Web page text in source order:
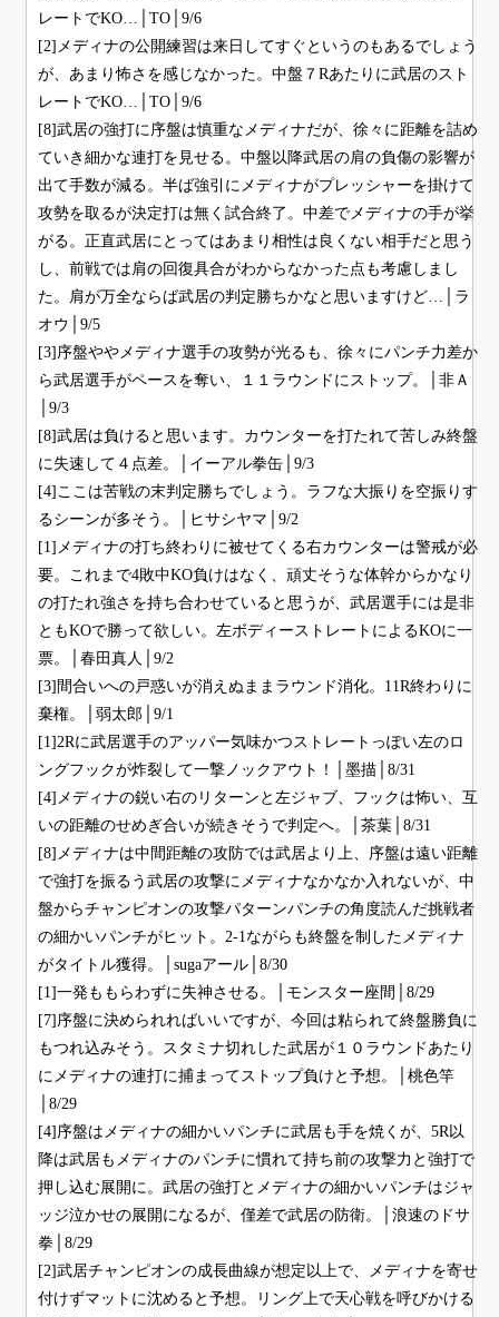
レートでKO…│TO│9/6
[2]メディナの公開練習は来日してすぐというのもあるでしょう
が、あまり怖さを感じなかった。中盤７Rあたりに武居のスト
レートでKO…│TO│9/6
[8]武居の強打に序盤は慎重なメディナだが、徐々に距離を詰め
ていき細かな連打を見せる。中盤以降武居の肩の負傷の影響が
出て手数が減る。半ば強引にメディナがプレッシャーを掛けて
攻勢を取るが決定打は無く試合終了。中差でメディナの手が挙
がる。正直武居にとってはあまり相性は良くない相手だと思う
し、前戦では肩の回復具合がわからなかった点も考慮しまし
た。肩が万全ならば武居の判定勝ちかなと思いますけど…│ラ
オウ│9/5
[3]序盤ややメディナ選手の攻勢が光るも、徐々にパンチ力差か
ら武居選手がペースを奪い、１１ラウンドにストップ。│非Ａ
│9/3
[8]武居は負けると思います。カウンターを打たれて苦しみ終盤
に失速して４点差。│イーアル拳缶│9/3
[4]ここは苦戦の末判定勝ちでしょう。ラフな大振りを空振りす
るシーンが多そう。│ヒサシヤマ│9/2
[1]メディナの打ち終わりに被せてくる右カウンターは警戒が必
要。これまで4敗中KO負けはなく、頑丈そうな体幹からかなり
の打たれ強さを持ち合わせていると思うが、武居選手には是非
ともKOで勝って欲しい。左ボディーストレートによるKOに一
票。│春田真人│9/2
[3]間合いへの戸惑いが消えぬままラウンド消化。11R終わりに
棄権。│弱太郎│9/1
[1]2Rに武居選手のアッパー気味かつストレートっぽい左のロ
ングフックが炸裂して一撃ノックアウト！│墨描│8/31
[4]メディナの鋭い右のリターンと左ジャブ、フックは怖い、互
いの距離のせめぎ合いが続きそうで判定へ。│茶葉│8/31
[8]メディナは中間距離の攻防では武居より上、序盤は遠い距離
で強打を振るう武居の攻撃にメディナなかなか入れないが、中
盤からチャンピオンの攻撃パターンパンチの角度読んだ挑戦者
の細かいパンチがヒット。2-1ながらも終盤を制したメディナ
がタイトル獲得。│sugaアール│8/30
[1]一発ももらわずに失神させる。│モンスター座間│8/29
[7]序盤に決められればいいですが、今回は粘られて終盤勝負に
もつれ込みそう。スタミナ切れした武居が１０ラウンドあたり
にメディナの連打に捕まってストップ負けと予想。│桃色竿
│8/29
[4]序盤はメディナの細かいパンチに武居も手を焼くが、5R以
降は武居もメディナのパンチに慣れて持ち前の攻撃力と強打で
押し込む展開に。武居の強打とメディナの細かいパンチはジャ
ッジ泣かせの展開になるが、僅差で武居の防衛。│浪速のドサ
拳│8/29
[2]武居チャンピオンの成長曲線が想定以上で、メディナを寄せ
付けずマットに沈めると予想。リング上で天心戦を呼びかける